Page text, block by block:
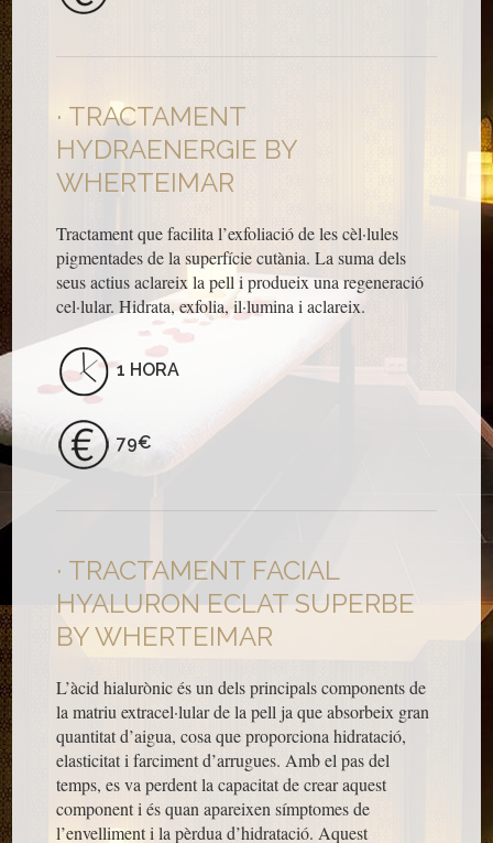
TRACTAMENT
HYDRAENERGIE BY
WHERTEIMAR
Tractament que facilita l’exfoliació de les cèl·lules
pigmentades de la superfície cutània. La suma dels
seus actius aclareix la pell i produeix una regeneració
cel·lular. Hidrata, exfolia, il·lumina i aclareix.
1 HORA
79€
TRACTAMENT FACIAL
HYALURON ECLAT SUPERBE
BY WHERTEIMAR
L’àcid hialurònic és un dels principals components de
la matriu extracel·lular de la pell ja que absorbeix gran
quantitat d’aigua, cosa que proporciona hidratació,
elasticitat i farciment d’arrugues. Amb el pas del
temps, es va perdent la capacitat de crear aquest
component i és quan apareixen símptomes de
l’envelliment i la pèrdua d’hidratació. Aquest